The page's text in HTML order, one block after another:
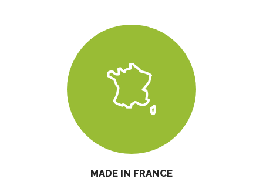
MADE IN FRANCE